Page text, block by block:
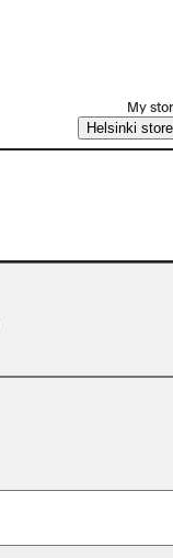
My
Helsinki store